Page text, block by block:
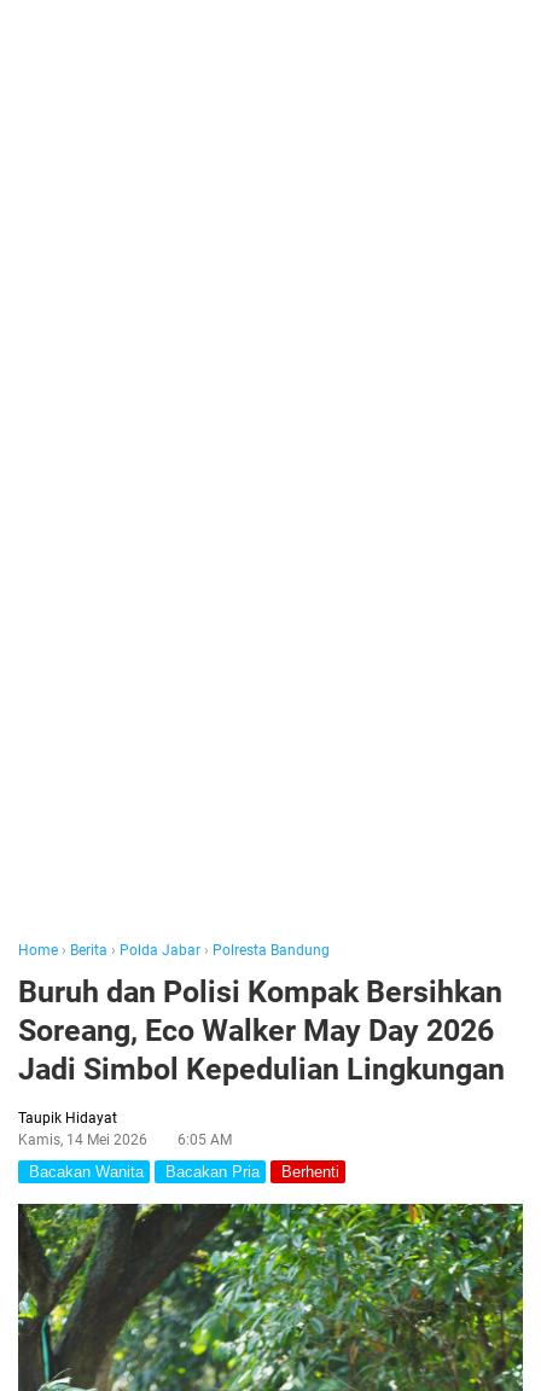
Home › Berita › Polda Jabar › Polresta Bandung
Buruh dan Polisi Kompak Bersihkan
Soreang, Eco Walker May Day 2026
Jadi Simbol Kepedulian Lingkungan
Taupik Hidayat
Kamis, 14 Mei 2026
6:05 AM
Bacakan Wanita Bacakan Pria Berhenti